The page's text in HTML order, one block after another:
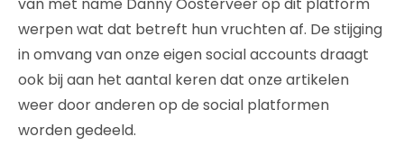
werpen wat dat betreft hun vruchten af. De stijging
in omvang van onze eigen social accounts draagt
ook bij aan het aantal keren dat onze artikelen
weer door anderen op de social platformen
worden gedeeld.